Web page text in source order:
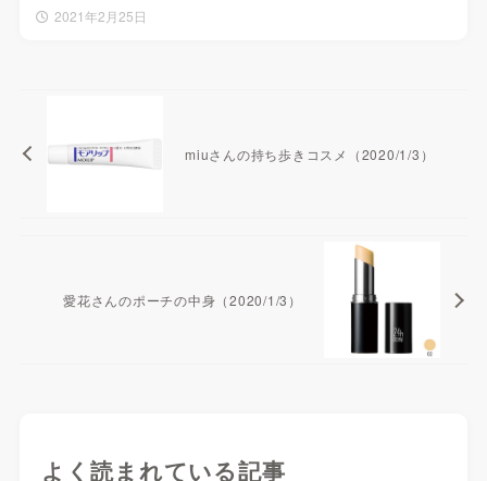
2021年2月25日
miuさんの持ち歩きコスメ（2020/1/3）
愛花さんのポーチの中身（2020/1/3）
よく読まれている記事